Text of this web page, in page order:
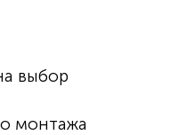
выбор
монтажа